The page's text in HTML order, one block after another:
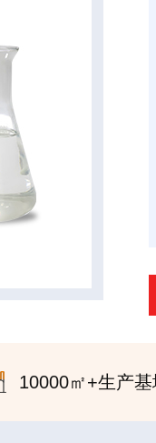
10000㎡+生产基